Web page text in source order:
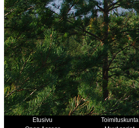
Etusivu
Toimituskunta